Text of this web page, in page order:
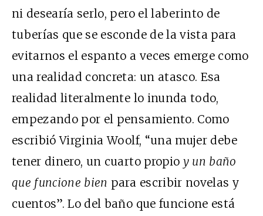
ni desearía serlo, pero el laberinto de
tuberías que se esconde de la vista para
evitarnos el espanto a veces emerge como
una realidad concreta: un atasco. Esa
realidad literalmente lo inunda todo,
empezando por el pensamiento. Como
escribió Virginia Woolf, “una mujer debe
tener dinero, un cuarto propio y un baño
que funcione bien para escribir novelas y
cuentos”. Lo del baño que funcione está